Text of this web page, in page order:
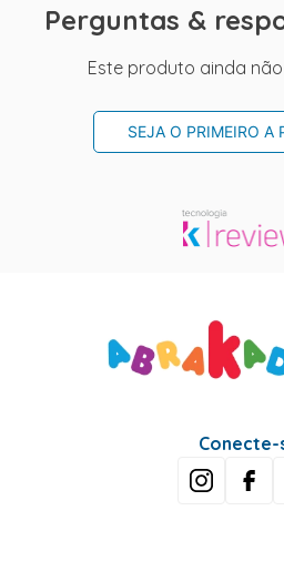
Perguntas &
Este produto ainda
SEJA O PRIMEIRO A
Conecte-